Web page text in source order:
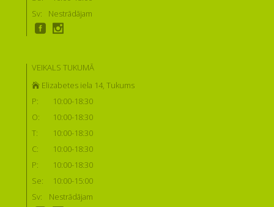
Sv:
Nestrādājam
VEIKALS TUKUMĀ
Elizabetes iela 14, Tukums
P:
10:00-18:30
O:
10:00-18:30
T:
10:00-18:30
C:
10:00-18:30
P:
10:00-18:30
Se:
10:00-15:00
Sv:
Nestrādājam